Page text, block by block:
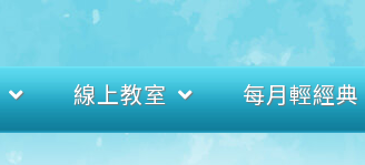
線上教室 每月輕經典